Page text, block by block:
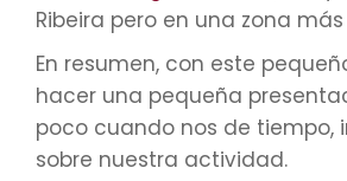
Ribeira pero en una zona
En resumen, con este
hacer una pequeña
poco cuando nos de tiempo,
sobre nuestra actividad.